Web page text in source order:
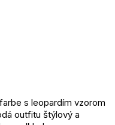
s leopardím vzorom
outfitu štýlový a